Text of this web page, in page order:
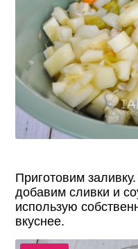
Приготовим
добавим сливки и
использую
вкуснее.